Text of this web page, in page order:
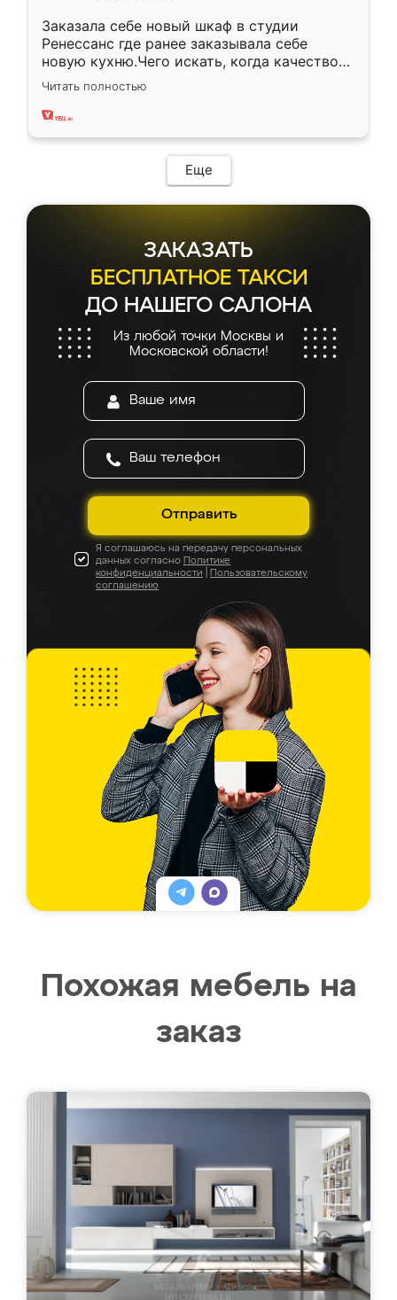
Заказала себе новый шкаф в студии
Ренессанс где ранее заказывала себе
новую кухню.Чего искать, когда качеством
вполне довольна. Служит кухня уже почти
два года, нареканий нет.
Читать полностью
Еще
ЗАКАЗАТЬ
БЕСПЛАТНОЕ ТАКСИ
ДО НАШЕГО САЛОНА
Из любой точки Москвы и
Московской области!
Отправить
Я соглашаюсь на передачу персональных
данных согласно Политике
конфиденциальности
Пользовательскому
соглашению
Похожая мебель на
заказ